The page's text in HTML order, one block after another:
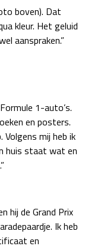
boven). Dat
kleur. Het geluid
aanspraken.”
1-auto’s.
en posters.
Volgens mij heb ik
huis staat wat en
hij de Grand Prix
Ik heb
en